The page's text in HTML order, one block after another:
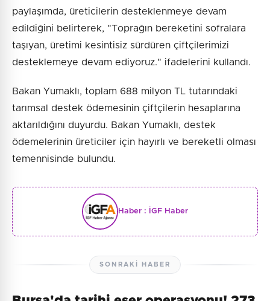
paylaşımda, üreticilerin desteklenmeye devam
edildiğini belirterek, "Toprağın bereketini sofralara
taşıyan, üretimi kesintisiz sürdüren çiftçilerimizi
desteklemeye devam ediyoruz." ifadelerini kullandı.
Bakan Yumaklı, toplam 688 milyon TL tutarındaki
tarımsal destek ödemesinin çiftçilerin hesaplarına
aktarıldığını duyurdu. Bakan Yumaklı, destek
ödemelerinin üreticiler için hayırlı ve bereketli olması
temennisinde bulundu.
Haber : İGF Haber
SONRAKI HABER